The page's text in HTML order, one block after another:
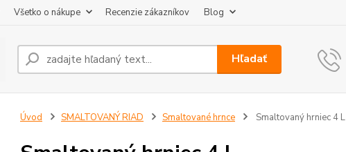
Všetko o nákupe Recenzie zákazníkov Blog
Hľadať
Úvod SMALTOVANÝ RIAD Smaltované hrnce Smaltovaný hrniec 4 L